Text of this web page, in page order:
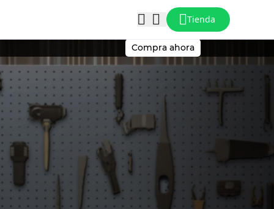
Tienda
Compra ahora